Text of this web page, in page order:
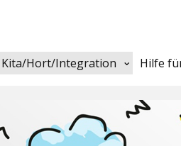
Kita/Hort/Integration Hilfe